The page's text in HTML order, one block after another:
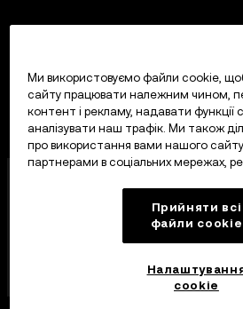
назвою OKX, тепер є
платформою, авторизованою
фінансових послуг Мальти
криптоактивних послуг
Закону про криптоактиви
Законодавства Мальти).
Ми використовуємо файли cookie,
сайту працювати належним чином,
контент і рекламу, надавати функції
аналізувати наш трафік. Ми також
про використання вами нашого
партнерами в соціальних мережах,
Прийняти всі
файли сookie
cookie